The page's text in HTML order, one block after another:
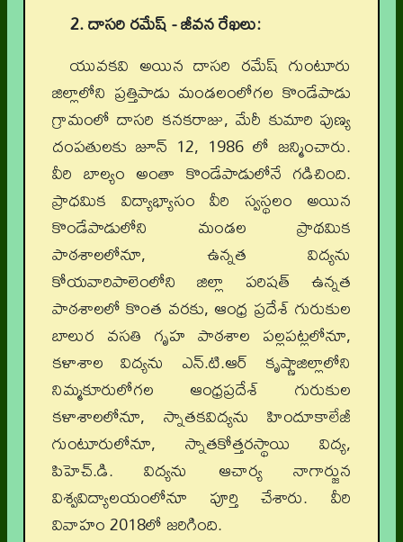
2. దాసరి రమేష్ - జీవన రేఖలు:
యువకవి అయిన దాసరి రమేష్ గుంటూరు
జిల్లాలోని ప్రత్తిపాడు మండలంలోగల కొండేపాడు
గ్రామంలో దాసరి కనకరాజు, మేరీ కుమారి పుణ్య
దంపతులకు జూన్ 12, 1986 లో జన్మించారు.
వీరి బాల్యం అంతా కొండేపాడులోనే గడిచింది.
ప్రాధమిక విద్యాభ్యాసం వీరి స్వస్థలం అయిన
కొండేపాడులోని మండల ప్రాథమిక
పాఠశాలలోనూ, ఉన్నత విద్యను
కోయవారిపాలెంలోని జిల్లా పరిషత్ ఉన్నత
పాఠశాలలో కొంత వరకు, ఆంధ్ర ప్రదేశ్ గురుకుల
బాలుర వసతి గృహ పాఠశాల పల్లపట్లలోనూ,
కళాశాల విద్యను ఎన్.టి.ఆర్ కృష్ణాజిల్లాలోని
నిమ్మకూరులోగల ఆంధ్రప్రదేశ్ గురుకుల
కళాశాలలోనూ, స్నాతకవిద్యను హిందూకాలేజీ
గుంటూరులోనూ, స్నాతకోత్తరస్థాయి విద్య,
పిహెచ్.డి. విద్యను ఆచార్య నాగార్జున
విశ్వవిద్యాలయంలోనూ పూర్తి చేశారు. వీరి
వివాహం 2018లో జరిగింది.